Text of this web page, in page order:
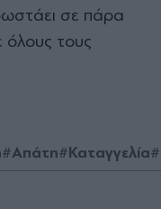
σε πάρα
τους
#Απάτη#Καταγγελία